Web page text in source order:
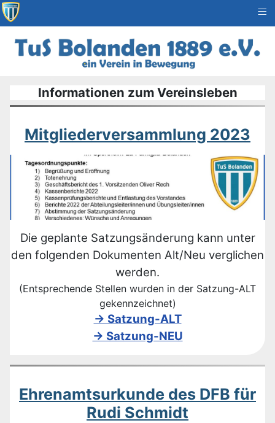
Informationen zum Vereinsleben
Mitgliederversammlung 2023
Die geplante Satzungsänderung kann unter
den folgenden Dokumenten Alt/Neu verglichen
werden.
(Entsprechende Stellen wurden in der Satzung-ALT
gekennzeichnet)
-> Satzung-ALT
-> Satzung-NEU
Ehrenamtsurkunde des DFB für
Rudi Schmidt
≡